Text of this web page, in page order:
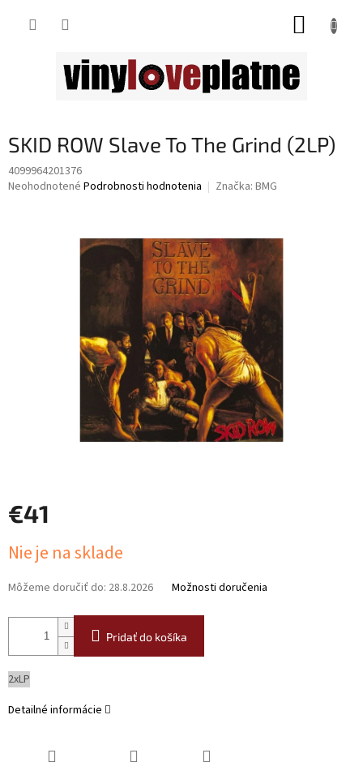
SKID ROW Slave To The Grind (2LP)
4099964201376
Priemerné
Neohodnotené Podrobnosti hodnotenia Značka: BMG
€41
cena:
Nie je na sklade
Môžeme doručiť do: 28.8.2026 Možnosti doručenia
Pridať do košíka
2xLP
Detailné informácie